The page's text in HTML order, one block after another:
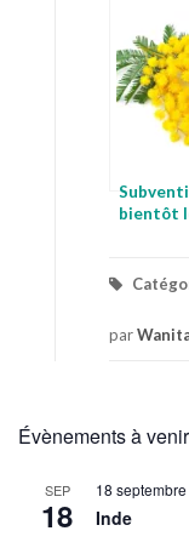
bientôt
par
Évènements à venir
SEP
18
18
Inde